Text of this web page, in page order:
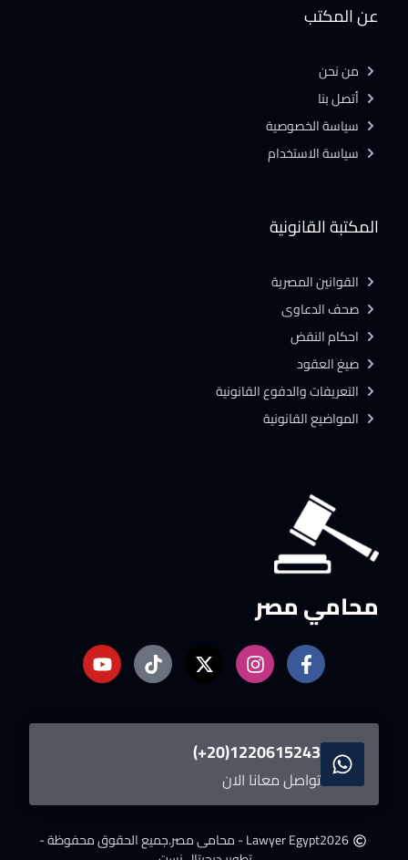
محامي مصر
1220615243(20+)
تواصل معانا الان
2026Lawyer Egypt - محامى مصر.
جميع الحقوق محفوظة -
المكتبة القانونية
القوانين المصرية
صحف الدعاوى
احكام النقض
صيغ العقود
التعريفات والدفوع القانونية
المواضيع القانونية
عن المكتب
من نحن
أتصل بنا
سياسة الخصوصية
سياسة الاستخدام